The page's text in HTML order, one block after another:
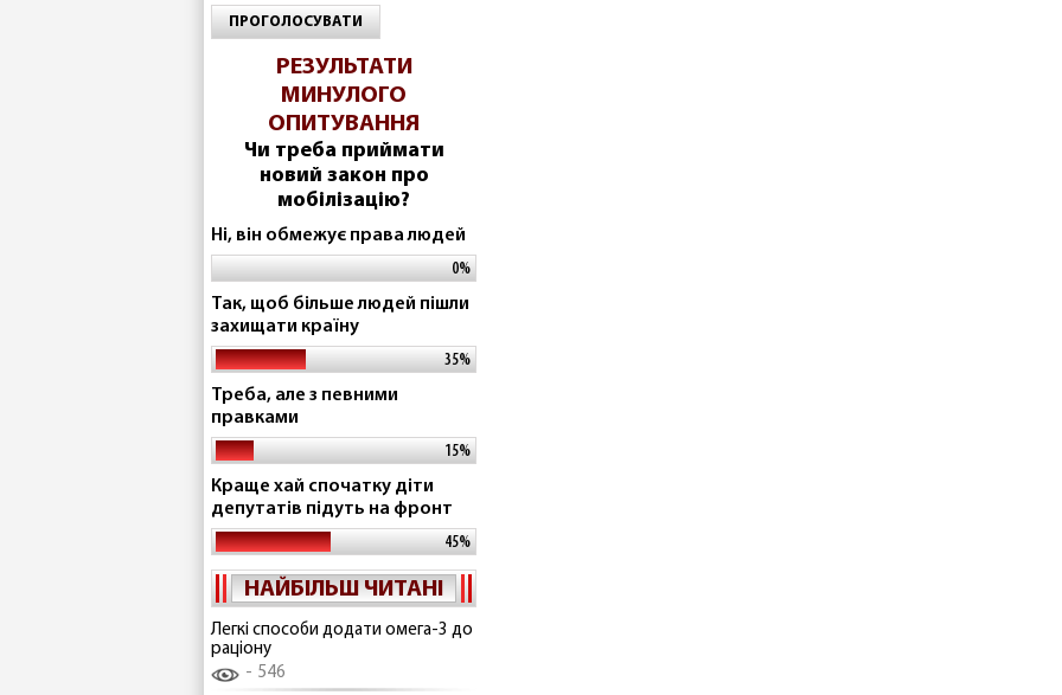
ПРОГОЛОСУВАТИ
РЕЗУЛЬТАТИ
МИНУЛОГО
ОПИТУВАННЯ
Чи треба приймати
новий закон про
мобілізацію?
Ні, він обмежує права людей
0%
Так, щоб більше людей пішли
захищати країну
35%
Треба, але з певними
правками
15%
Краще хай спочатку діти
депутатів підуть на фронт
45%
НАЙБІЛЬШ ЧИТАНІ
Легкі способи додати омега-3 до
раціону
546